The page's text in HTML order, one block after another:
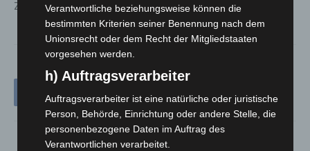
Zugriff.Verantwortliche beziehungsweise können die
bestimmten Kriterien seiner Benennung nach dem
Unionsrecht oder dem Recht der Mitgliedstaaten
vorgesehen werden.
h) Auftragsverarbeiter
Auftragsverarbeiter ist eine natürliche oder juristische
Person, Behörde, Einrichtung oder andere Stelle, die
personenbezogene Daten im Auftrag des
Verantwortlichen verarbeitet.